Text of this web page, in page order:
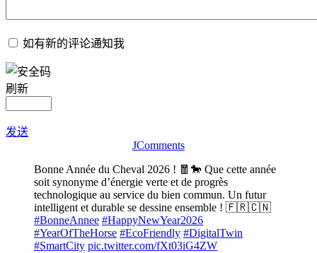
如有新的评论通知我
刷新
发送
JComments
Bonne Année du Cheval 2026 ! 🧧🐎 Que cette année
soit synonyme d’énergie verte et de progrès
technologique au service du bien commun. Un futur
intelligent et durable se dessine ensemble ! 🇫🇷🇨🇳
#BonneAnnee #HappyNewYear2026
#YearOfTheHorse #EcoFriendly #DigitalTwin
#SmartCity pic.twitter.com/fXt03iG4ZW